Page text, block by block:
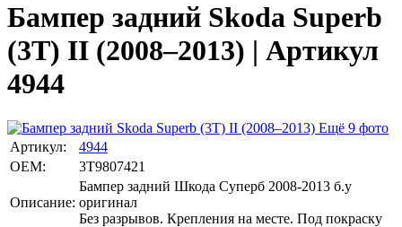
Бампер задний Skoda Superb
(3T) II (2008–2013) | Артикул
4944
Ещё 9 фото
Артикул:
4944
OEM:
3T9807421
Описание:
Бампер задний Шкода Суперб 2008-2013 б.у
оригинал
Без разрывов. Крепления на месте. Под покраску